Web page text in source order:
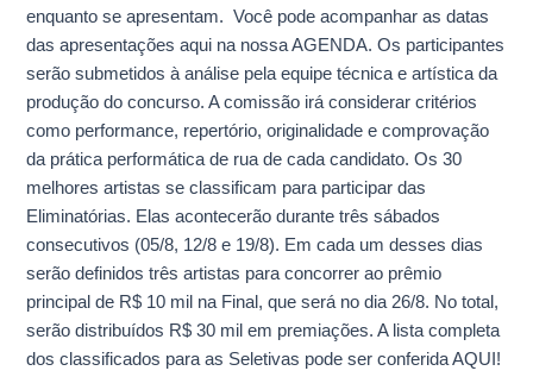
enquanto se apresentam. Você pode acompanhar as datas
das apresentações aqui na nossa AGENDA. Os participantes
serão submetidos à análise pela equipe técnica e artística da
produção do concurso. A comissão irá considerar critérios
como performance, repertório, originalidade e comprovação
da prática performática de rua de cada candidato. Os 30
melhores artistas se classificam para participar das
Eliminatórias. Elas acontecerão durante três sábados
consecutivos (05/8, 12/8 e 19/8). Em cada um desses dias
serão definidos três artistas para concorrer ao prêmio
principal de R$ 10 mil na Final, que será no dia 26/8. No total,
serão distribuídos R$ 30 mil em premiações. A lista completa
dos classificados para as Seletivas pode ser conferida AQUI!